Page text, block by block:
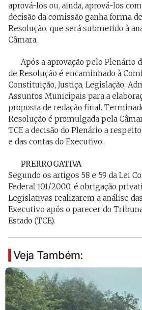
aprová-los ou, ainda, aprová-los
decisão da comissão ganha forma
Resolução, que será submetido à
Câmara.
Após a aprovação pelo Plenário
de Resolução é encaminhado à
Constituição, Justiça, Legislação,
Assuntos Municipais para a
proposta de redação final.
Resolução é promulgada pela
TCE a decisão do Plenário a
e das contas do Executivo.
PRERROGATIVA
Segundo os artigos 58 e 59 da Lei
Federal 101/2000, é obrigação
Legislativas realizarem a análise
Executivo após o parecer do
Estado (TCE).
Veja Também: